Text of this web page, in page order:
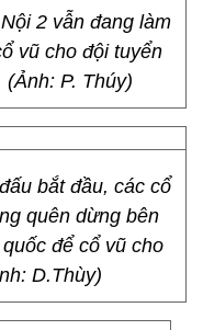
2 vẫn đang làm
vũ cho đội tuyển
P. Thúy)
bắt đầu, các cổ
quên dừng bên
để cổ vũ cho
D.Thùy)